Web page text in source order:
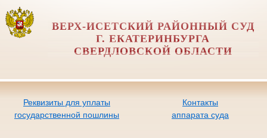
ВЕРХ-ИСЕТСКИЙ РАЙОННЫЙ СУД
Г. ЕКАТЕРИНБУРГА
СВЕРДЛОВСКОЙ ОБЛАСТИ
Реквизиты для уплаты
государственной пошлины
Контакты
аппарата суда